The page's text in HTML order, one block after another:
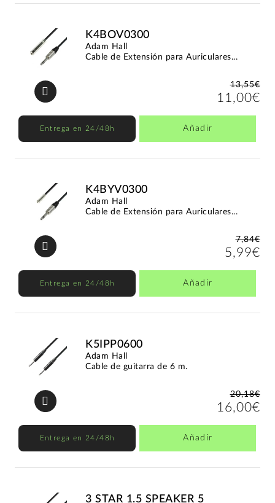
K4BOV0300
Adam Hall
Cable de Extensión para Auriculares...
13,55€
11,00€
Entrega en 24/48h Añadir
K4BYV0300
Adam Hall
Cable de Extensión para Auriculares...
7,84€
5,99€
Entrega en 24/48h Añadir
K5IPP0600
Adam Hall
Cable de guitarra de 6 m.
20,18€
16,00€
Entrega en 24/48h Añadir
3 STAR 1.5 SPEAKER 5